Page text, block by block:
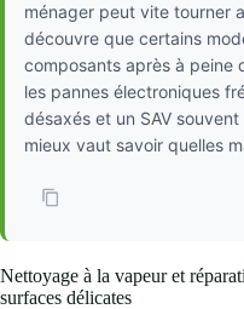
ménager peut vite tourner
découvre que certains
composants après à peine
les pannes électroniques
désaxés et un SAV
mieux vaut savoir quelles
Nettoyage à la vapeur et
surfaces délicates